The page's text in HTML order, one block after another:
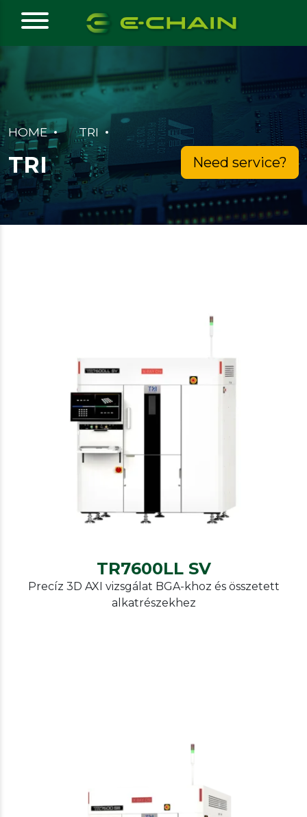
HOME TRI
TRI Need service?
TRI
TR7600LL SV
TR7600LL SV
Precíz 3D AXI vizsgálat BGA-khoz és összetett
alkatrészekhez